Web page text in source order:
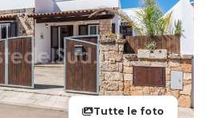
Tutte le foto